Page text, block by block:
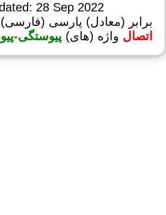
28 Sep 2022
برابر (معادل) پارسی
اتصال واژه (های) پیوستگی-